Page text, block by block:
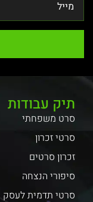
תיק עבודות
סרט משפחתי
סרטי זכרון
זכרון סרטים
סיפורי הנצחה
סרטי תדמית לעסק